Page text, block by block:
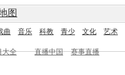
图
曲 音乐 科教 青少 文化 艺术
大全 直播中国
赛事直播